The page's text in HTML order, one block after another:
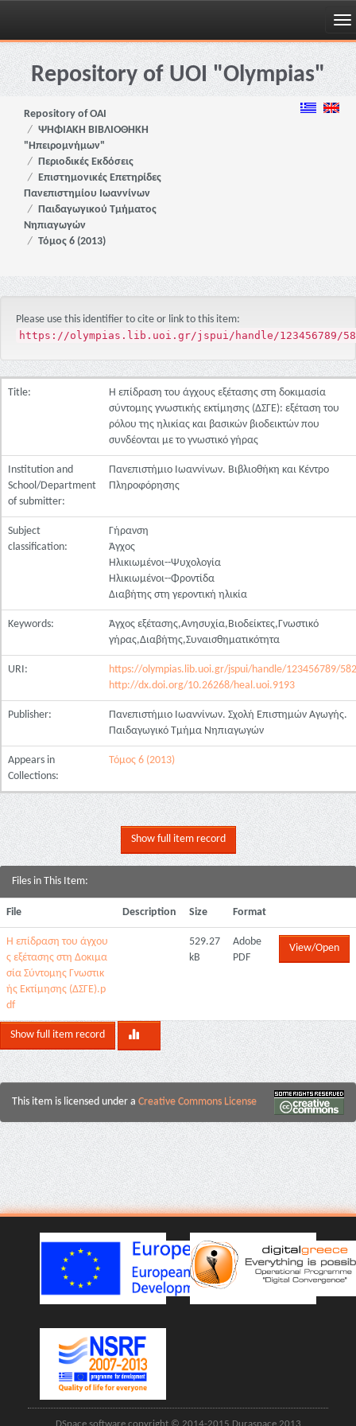
Skip
navigationRepository of UOI "Olympias"
Repository of OAI
ΨΗΦΙΑΚΗ ΒΙΒΛΙΟΘΗΚΗ
"Ηπειρομνήμων"
Περιοδικές Εκδόσεις
Επιστημονικές Επετηρίδες
Πανεπιστημίου Ιωαννίνων
Παιδαγωγικού Τμήματος
Νηπιαγωγών
Τόμος 6 (2013)
Please use this identifier to cite or link to this item:
https://olympias.lib.uoi.gr/jspui/handle/123456789/
Title:
Η επίδραση του άγχους εξέτασης στη δοκιμασία
σύντομης γνωστικής εκτίμησης (ΔΣΓΕ): εξέταση του
ρόλου της ηλικίας και βασικών βιοδεικτών που
συνδέονται με το γνωστικό γήρας
Institution and
School/Department
of submitter:
Πανεπιστήμιο Ιωαννίνων. Βιβλιοθήκη και Κέντρο
Πληροφόρησης
Subject
classification:
Γήρανση
Άγχος
Ηλικιωμένοι--Ψυχολογία
Ηλικιωμένοι--Φροντίδα
Διαβήτης στη γεροντική ηλικία
Keywords:
Άγχος εξέτασης,Ανησυχία,Βιοδείκτες,Γνωστικό
γήρας,Διαβήτης,Συναισθηματικότητα
URI:
https://olympias.lib.uoi.gr/jspui/handle/123456789/
http://dx.doi.org/10.26268/heal.uoi.9193
Publisher:
Πανεπιστήμιο Ιωαννίνων. Σχολή Επιστημών Αγωγής.
Παιδαγωγικό Τμήμα Νηπιαγωγών
Appears in
Collections:
Τόμος 6 (2013)
Show full item record
Files in This Item:
File Description Size Format
Η επίδραση του άγχου
ς εξέτασης στη Δοκιμα
σία Σύντομης Γνωστικ
ής Εκτίμησης (ΔΣΓΕ).p
df
529.27
kB
Adobe
PDF
View/Open
Show full item record
This item is licensed under a Creative Commons License